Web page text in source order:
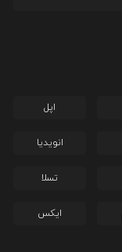
اپل
انویدیا
تسلا
ایکس